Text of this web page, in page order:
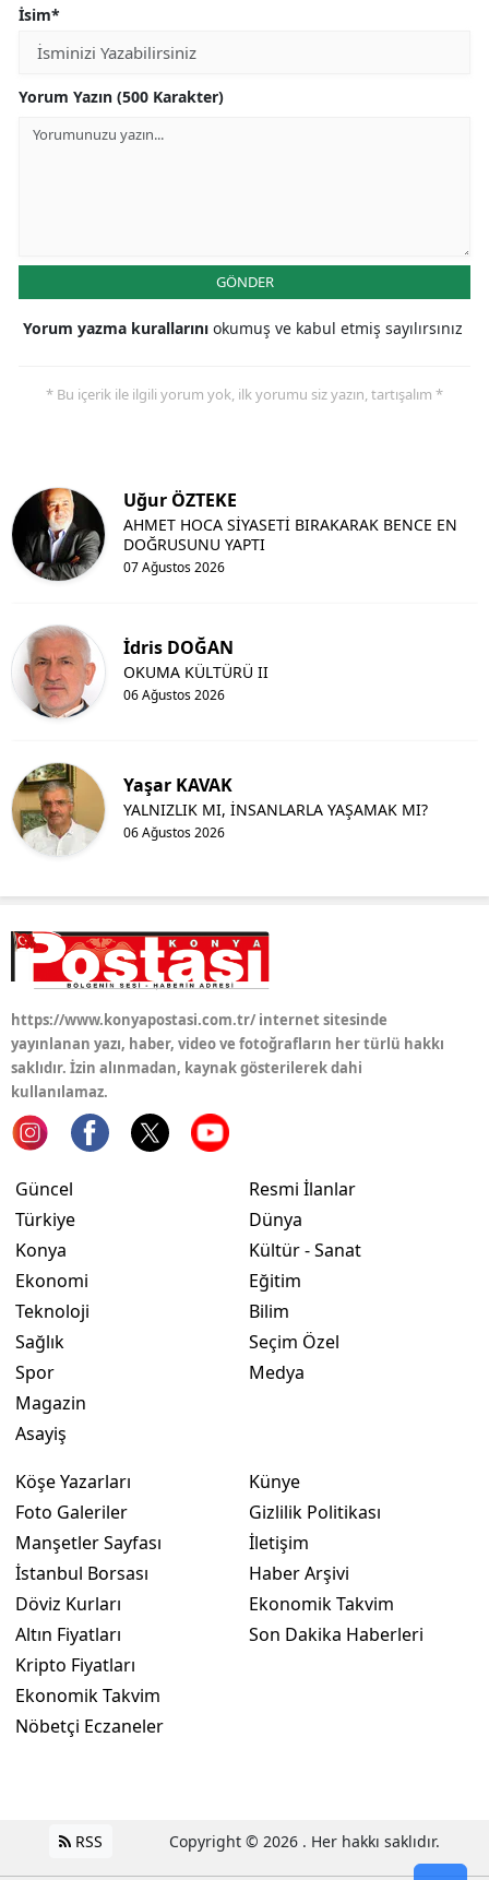
İsim*
Yorum Yazın (500 Karakter)
GÖNDER
Yorum yazma kurallarını okumuş ve kabul etmiş sayılırsınız
* Bu içerik ile ilgili yorum yok, ilk yorumu siz yazın, tartışalım *
Uğur ÖZTEKE
07 Ağustos 2026
AHMET HOCA SİYASETİ BIRAKARAK BENCE EN
DOĞRUSUNU YAPTI
İdris DOĞAN
06 Ağustos 2026
OKUMA KÜLTÜRÜ II
Yaşar KAVAK
06 Ağustos 2026
YALNIZLIK MI, İNSANLARLA YAŞAMAK MI?
https://www.konyapostasi.com.tr/ internet sitesinde
yayınlanan yazı, haber, video ve fotoğrafların her türlü hakkı
saklıdır. İzin alınmadan, kaynak gösterilerek dahi
kullanılamaz.
Güncel
Türkiye
Konya
Ekonomi
Teknoloji
Sağlık
Spor
Magazin
Asayiş
Resmi İlanlar
Dünya
Kültür - Sanat
Eğitim
Bilim
Seçim Özel
Medya
Köşe Yazarları
Foto Galeriler
Manşetler Sayfası
İstanbul Borsası
Döviz Kurları
Altın Fiyatları
Kripto Fiyatları
Ekonomik Takvim
Nöbetçi Eczaneler
Künye
Gizlilik Politikası
İletişim
Haber Arşivi
Ekonomik Takvim
Son Dakika Haberleri
RSS Copyright © 2026 . Her hakkı saklıdır.